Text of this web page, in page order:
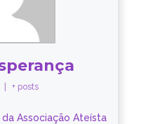
+ posts
Associação Ateísta